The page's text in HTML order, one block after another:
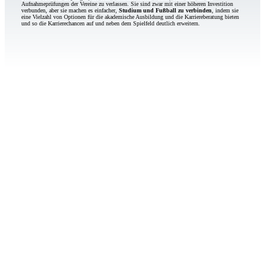
Aufnahmeprüfungen der Vereine zu verlassen. Sie sind zwar mit einer höheren Investition
verbunden, aber sie machen es einfacher, Studium und Fußball zu verbinden , indem sie
eine Vielzahl von Optionen für die akademische Ausbildung und die Karriereberatung bieten
und so die Karrierechancen auf und neben dem Spielfeld deutlich erweitern.